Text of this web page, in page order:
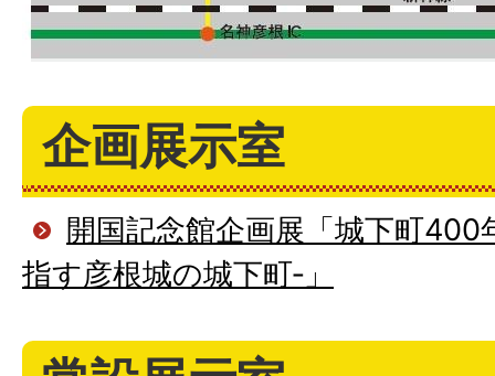
企画展示室
開国記念館企画展「城下町400
指す彦根城の城下町‐」